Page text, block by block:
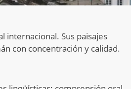
internacional. Sus paisajes
con concentración y calidad.